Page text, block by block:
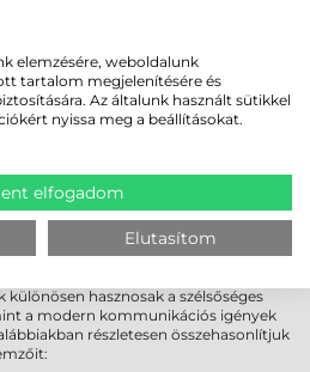
funkció, amely lehetővé teszi az
még intenzív használat mellett is.
VS. HONEYWELL
adatgyűjtők kiemelkedő
hardveres és szoftveres
alkalmasak raktári és logisztikai
CK67 ipari adatgyűjtő azonban számos
mint például fejlettebb
különösen hasznosak a szélsőséges
a modern kommunikációs igények
részletesen összehasonlítjuk
elemzésére, weboldalunk
tartalom megjelenítésére és
Az általunk használt sütikkel
nyissa meg a beállításokat.
elfogadom
Elutasítom